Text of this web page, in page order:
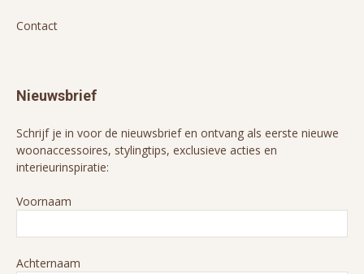
Contact
Nieuwsbrief
Schrijf je in voor de nieuwsbrief en ontvang als eerste nieuwe
woonaccessoires, stylingtips, exclusieve acties en
interieurinspiratie:
Voornaam
Achternaam